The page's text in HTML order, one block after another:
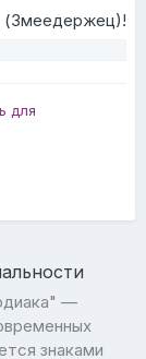
(Змеедержец)!
для
—
знаками